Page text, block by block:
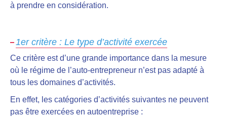
à prendre en considération.
1er critère : Le type d’activité exercée
Ce critère est d’une grande importance dans la mesure
où le régime de l’auto-entrepreneur n’est pas adapté à
tous les domaines d’activités.
En effet, les catégories d’activités suivantes ne peuvent
pas être exercées en autoentreprise :